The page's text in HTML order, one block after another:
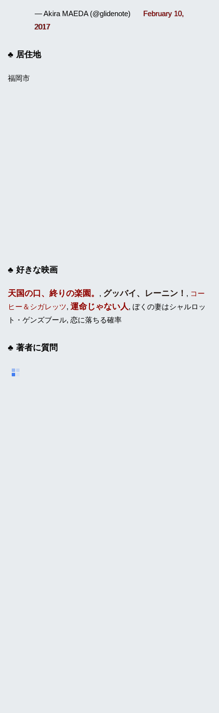
— Akira MAEDA (@glidenote)
February 10,
2017
居住地
福岡市
好きな映画
天国の口、終りの楽園。 , グッバイ、レーニン！ , コー
ヒー＆シガレッツ, 運命じゃない人, ぼくの妻はシャルロッ
ト・ゲンズブール, 恋に落ちる確率
著者に質問